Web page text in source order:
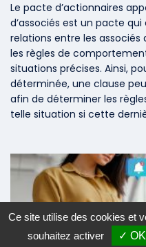
Le pacte d’actionnaires
d’associés est un pacte
relations entre les
les règles de
situations précises. Ainsi,
déterminée, une clause
afin de déterminer les
telle situation si cette
Ce site utilise des cookies et
souhaitez activer
✓